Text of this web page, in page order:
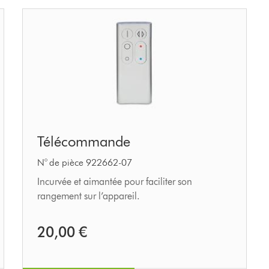
Télécommande
N° de pièce 922662-07
Incurvée et aimantée pour faciliter son
rangement sur l’appareil.
20,00 €